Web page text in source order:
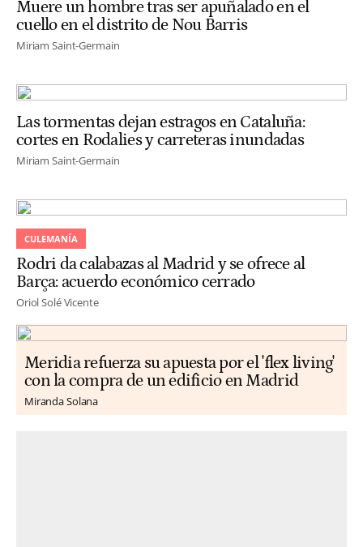
Muere un hombre tras ser apuñalado en el
cuello en el distrito de Nou Barris
Miriam Saint-Germain
Las tormentas dejan estragos en Cataluña:
cortes en Rodalies y carreteras inundadas
Miriam Saint-Germain
CULEMANÍA
Rodri da calabazas al Madrid y se ofrece al
Barça: acuerdo económico cerrado
Oriol Solé Vicente
Meridia refuerza su apuesta por el 'flex living'
con la compra de un edificio en Madrid
Miranda Solana